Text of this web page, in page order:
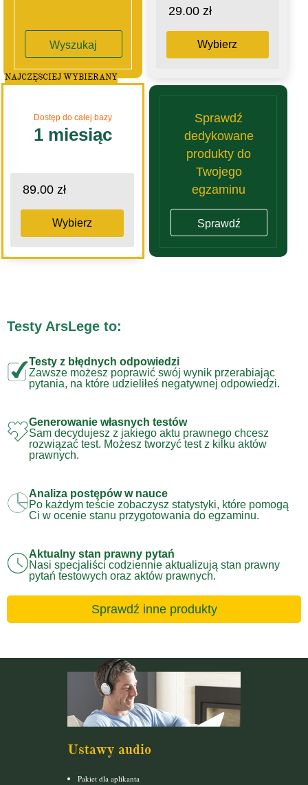
Wyszukaj
29.00 zł
Wybierz
Dostęp do całej bazy
1 miesiąc
89.00 zł
Wybierz
NAJCZĘSCIEJ WYBIERANY
Sprawdź
dedykowane
produkty do
Twojego
egzaminu
Sprawdź
Testy ArsLege to:
Testy z błędnych odpowiedzi
Zawsze możesz poprawić swój wynik przerabiając
pytania, na które udzieliłeś negatywnej odpowiedzi.
Generowanie własnych testów
Sam decydujesz z jakiego aktu prawnego chcesz
rozwiązać test. Możesz tworzyć test z kilku aktów
prawnych.
Analiza postępów w nauce
Po każdym teście zobaczysz statystyki, które pomogą
Ci w ocenie stanu przygotowania do egzaminu.
Aktualny stan prawny pytań
Nasi specjaliści codziennie aktualizują stan prawny
pytań testowych oraz aktów prawnych.
Sprawdź inne produkty
Ustawy audio
Pakiet dla aplikanta